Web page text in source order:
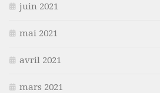
juin 2021
mai 2021
avril 2021
mars 2021